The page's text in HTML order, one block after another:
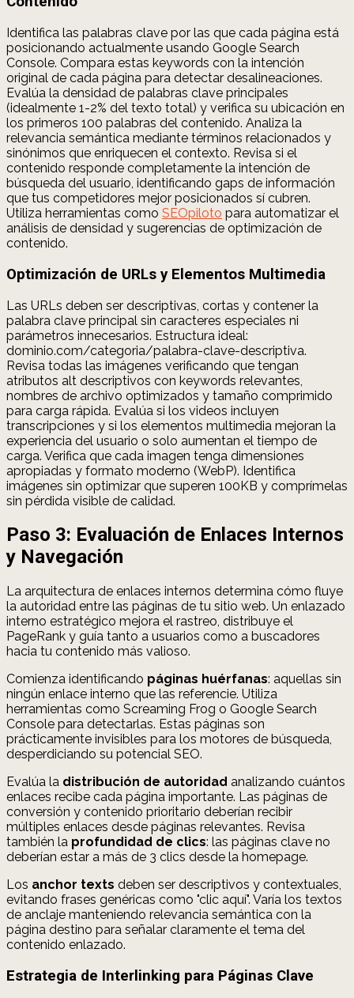
Identifica las palabras clave por las que cada página está
posicionando actualmente usando Google Search
Console. Compara estas keywords con la intención
original de cada página para detectar desalineaciones.
Evalúa la densidad de palabras clave principales
(idealmente 1-2% del texto total) y verifica su ubicación en
los primeros 100 palabras del contenido. Analiza la
relevancia semántica mediante términos relacionados y
sinónimos que enriquecen el contexto. Revisa si el
contenido responde completamente la intención de
búsqueda del usuario, identificando gaps de información
que tus competidores mejor posicionados sí cubren.
Utiliza herramientas como SEOpiloto para automatizar el
análisis de densidad y sugerencias de optimización de
contenido.
Optimización de URLs y Elementos Multimedia
Las URLs deben ser descriptivas, cortas y contener la
palabra clave principal sin caracteres especiales ni
parámetros innecesarios. Estructura ideal:
dominio.com/categoria/palabra-clave-descriptiva.
Revisa todas las imágenes verificando que tengan
atributos alt descriptivos con keywords relevantes,
nombres de archivo optimizados y tamaño comprimido
para carga rápida. Evalúa si los videos incluyen
transcripciones y si los elementos multimedia mejoran la
experiencia del usuario o solo aumentan el tiempo de
carga. Verifica que cada imagen tenga dimensiones
apropiadas y formato moderno (WebP). Identifica
imágenes sin optimizar que superen 100KB y comprímelas
sin pérdida visible de calidad.
Paso 3: Evaluación de Enlaces Internos
y Navegación
La arquitectura de enlaces internos determina cómo fluye
la autoridad entre las páginas de tu sitio web. Un enlazado
interno estratégico mejora el rastreo, distribuye el
PageRank y guía tanto a usuarios como a buscadores
hacia tu contenido más valioso.
Comienza identificando páginas huérfanas: aquellas sin
ningún enlace interno que las referencie. Utiliza
herramientas como Screaming Frog o Google Search
Console para detectarlas. Estas páginas son
prácticamente invisibles para los motores de búsqueda,
desperdiciando su potencial SEO.
Evalúa la distribución de autoridad analizando cuántos
enlaces recibe cada página importante. Las páginas de
conversión y contenido prioritario deberían recibir
múltiples enlaces desde páginas relevantes. Revisa
también la profundidad de clics: las páginas clave no
deberían estar a más de 3 clics desde la homepage.
Los anchor texts deben ser descriptivos y contextuales,
evitando frases genéricas como "clic aquí". Varía los textos
de anclaje manteniendo relevancia semántica con la
página destino para señalar claramente el tema del
contenido enlazado.
Estrategia de Interlinking para Páginas Clave